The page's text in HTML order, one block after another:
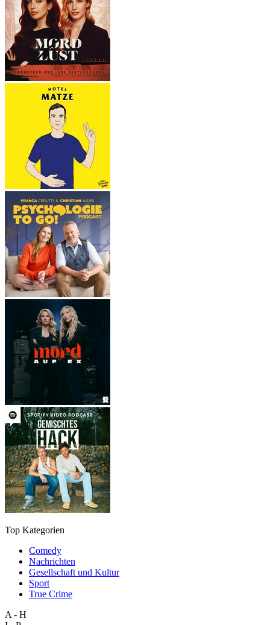
Top Kategorien
Comedy
Nachrichten
Gesellschaft und Kultur
Sport
True Crime
A - H